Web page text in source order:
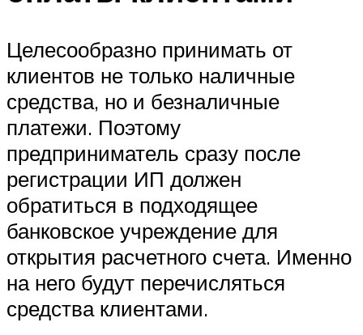
Целесообразно принимать от
клиентов не только наличные
средства, но и безналичные
платежи. Поэтому
предприниматель сразу после
регистрации ИП должен
обратиться в подходящее
банковское учреждение для
открытия расчетного счета. Именно
на него будут перечисляться
средства клиентами.